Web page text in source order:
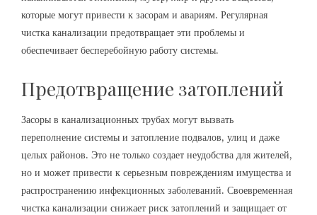
которые могут привести к засорам и авариям. Регулярная
чистка канализации предотвращает эти проблемы и
обеспечивает бесперебойную работу системы.
Предотвращение затоплений
Засоры в канализационных трубах могут вызвать
переполнение системы и затопление подвалов, улиц и даже
целых районов. Это не только создает неудобства для жителей,
но и может привести к серьезным повреждениям имущества и
распространению инфекционных заболеваний. Своевременная
чистка канализации снижает риск затоплений и защищает от